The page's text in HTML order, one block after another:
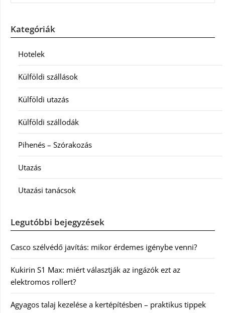
Kategóriák
Hotelek
Külföldi szállások
Külföldi utazás
Külföldi szállodák
Pihenés – Szórakozás
Utazás
Utazási tanácsok
Legutóbbi bejegyzések
Casco szélvédő javítás: mikor érdemes igénybe venni?
Kukirin S1 Max: miért választják az ingázók ezt az
elektromos rollert?
Agyagos talaj kezelése a kertépítésben – praktikus tippek